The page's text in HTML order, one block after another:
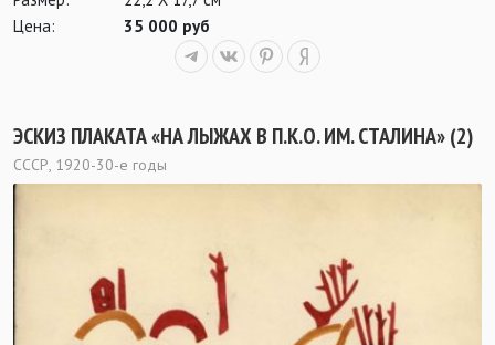
Цена:
35 000 руб
ЭСКИЗ ПЛАКАТА «НА ЛЫЖАХ В П.К.О. ИМ. СТАЛИНА» (2)
СССР, 1920-30-е годы